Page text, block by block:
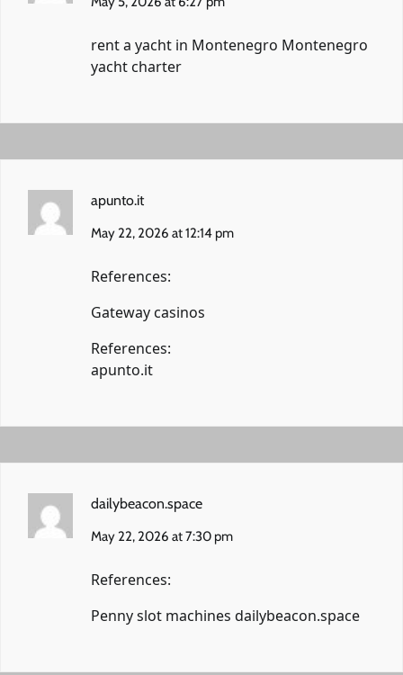
rent a yacht in Montenegro Montenegro
yacht charter
apunto.it
May 22, 2026 at 12:14 pm
References:
Gateway casinos
References:
apunto.it
dailybeacon.space
May 22, 2026 at 7:30 pm
References:
Penny slot machines dailybeacon.space